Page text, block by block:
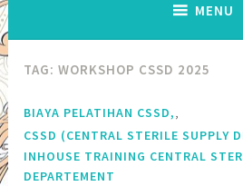
MENU
TAG:WORKSHOP CSSD 2025
BIAYA PELATIHAN CSSD,
CSSD (CENTRAL STERILE SUPPLY
INHOUSE TRAINING CENTRAL
DEPARTEMENT